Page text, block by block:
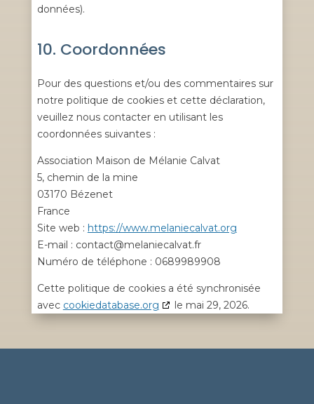
données).
10. Coordonnées
Pour des questions et/ou des commentaires sur
notre politique de cookies et cette déclaration,
veuillez nous contacter en utilisant les
coordonnées suivantes :
Association Maison de Mélanie Calvat
5, chemin de la mine
03170 Bézenet
France
Site web : https://www.melaniecalvat.org
E-mail : contact@melaniecalvat.fr
Numéro de téléphone : 0689989908
Cette politique de cookies a été synchronisée
avec cookiedatabase.org le mai 29, 2026.